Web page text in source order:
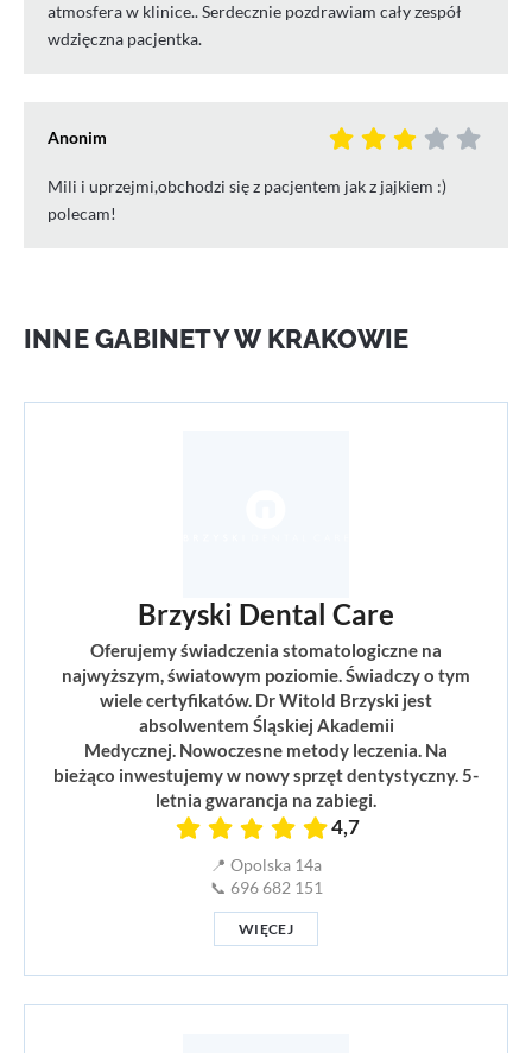
atmosfera w klinice.. Serdecznie pozdrawiam cały zespół
wdzięczna pacjentka.
Anonim
Mili i uprzejmi,obchodzi się z pacjentem jak z jajkiem :)
polecam!
INNE GABINETY W KRAKOWIE
Brzyski Dental Care
Oferujemy świadczenia stomatologiczne na
najwyższym, światowym poziomie. Świadczy o tym
wiele certyfikatów. Dr Witold Brzyski jest
absolwentem Śląskiej Akademii
Medycznej. Nowoczesne metody leczenia. Na
bieżąco inwestujemy w nowy sprzęt dentystyczny. 5-
letnia gwarancja na zabiegi.
4,7
📍 Opolska 14a
📞 696 682 151
WIĘCEJ